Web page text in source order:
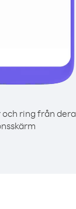
ring från